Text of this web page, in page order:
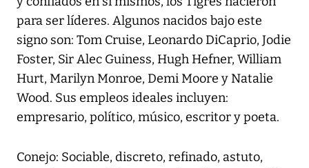
para ser líderes. Algunos nacidos bajo este
signo son: Tom Cruise, Leonardo DiCaprio, Jodie
Foster, Sir Alec Guiness, Hugh Hefner, William
Hurt, Marilyn Monroe, Demi Moore y Natalie
Wood. Sus empleos ideales incluyen:
empresario, político, músico, escritor y poeta.
Conejo: Sociable, discreto, refinado, astuto,